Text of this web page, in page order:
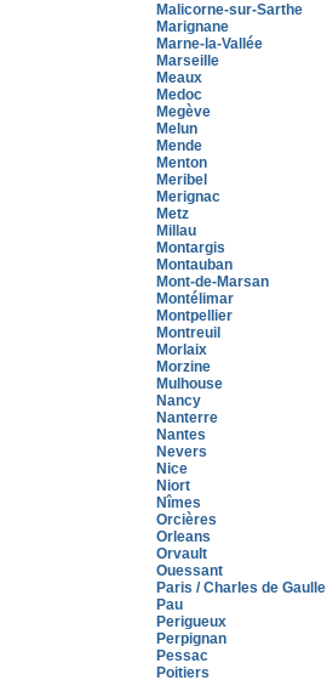
Malicorne-sur-Sarthe
Marignane
Marne-la-Vallée
Marseille
Meaux
Medoc
Megève
Melun
Mende
Menton
Meribel
Merignac
Metz
Millau
Montargis
Montauban
Mont-de-Marsan
Montélimar
Montpellier
Montreuil
Morlaix
Morzine
Mulhouse
Nancy
Nanterre
Nantes
Nevers
Nice
Niort
Nîmes
Orcières
Orleans
Orvault
Ouessant
Paris / Charles de Gaulle
Pau
Perigueux
Perpignan
Pessac
Poitiers